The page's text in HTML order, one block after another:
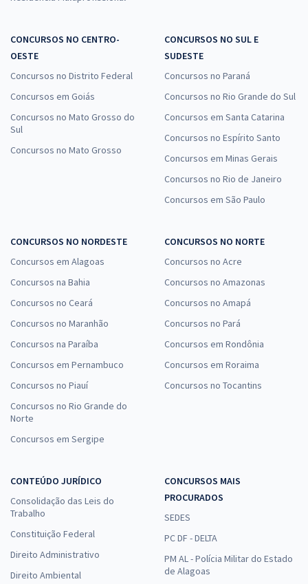
CONCURSOS NO CENTRO-
OESTE
Concursos no Distrito Federal
Concursos em Goiás
Concursos no Mato Grosso do
Sul
Concursos no Mato Grosso
CONCURSOS NO SUL E
SUDESTE
Concursos no Paraná
Concursos no Rio Grande do Sul
Concursos em Santa Catarina
Concursos no Espírito Santo
Concursos em Minas Gerais
Concursos no Rio de Janeiro
Concursos em São Paulo
CONCURSOS NO NORDESTE
Concursos em Alagoas
Concursos na Bahia
Concursos no Ceará
Concursos no Maranhão
Concursos na Paraíba
Concursos em Pernambuco
Concursos no Piauí
Concursos no Rio Grande do
Norte
Concursos em Sergipe
CONCURSOS NO NORTE
Concursos no Acre
Concursos no Amazonas
Concursos no Amapá
Concursos no Pará
Concursos em Rondônia
Concursos em Roraima
Concursos no Tocantins
CONTEÚDO JURÍDICO
Consolidação das Leis do
Trabalho
Constituição Federal
Direito Administrativo
Direito Ambiental
CONCURSOS MAIS
PROCURADOS
SEDES
PC DF - DELTA
PM AL - Polícia Militar do Estado
de Alagoas